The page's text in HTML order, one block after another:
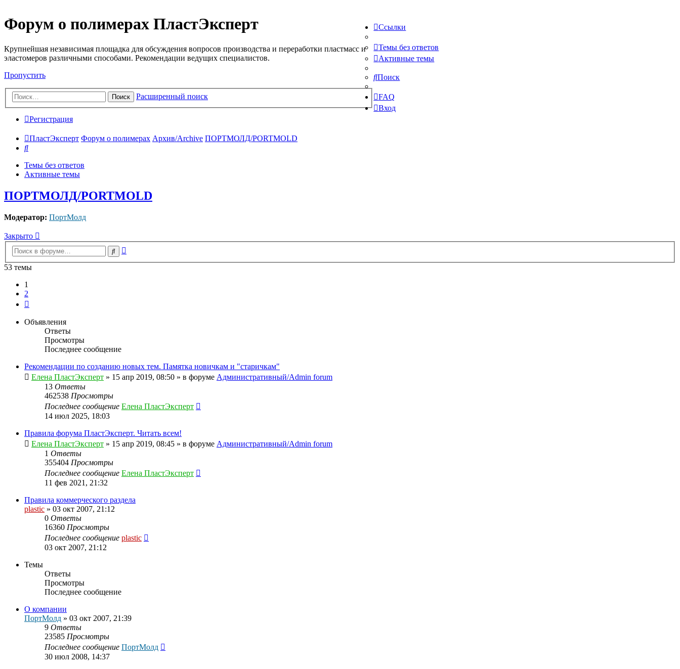
Форум о полимерах ПластЭксперт
Крупнейшая независимая площадка для обсуждения вопросов производства и переработки пластмасс и
эластомеров различными способами. Рекомендации ведущих специалистов.
Пропустить
Поиск Расширенный поиск
Ссылки
Темы без ответов
Активные темы
Поиск
FAQ
Вход
Регистрация
ПластЭксперт Форум о полимерах Архив/Archive ПОРТМОЛД/PORTMOLD
Поиск
Темы без ответов
Активные темы
ПОРТМОЛД/PORTMOLD
Модератор: ПортМолд
Закрыто
Поиск
53 темы
1
2
Объявления
Ответы
Просмотры
Последнее сообщение
Рекомендации по созданию новых тем. Памятка новичкам и "старичкам"
Елена ПластЭксперт » 15 апр 2019, 08:50 » в форуме Административный/Admin forum
13 Ответы
462538 Просмотры
Последнее сообщение Елена ПластЭксперт
14 июл 2025, 18:03
Правила форума ПластЭксперт. Читать всем!
Елена ПластЭксперт » 15 апр 2019, 08:45 » в форуме Административный/Admin forum
1 Ответы
355404 Просмотры
Последнее сообщение Елена ПластЭксперт
11 фев 2021, 21:32
Правила коммерческого раздела
plastic » 03 окт 2007, 21:12
0 Ответы
16360 Просмотры
Последнее сообщение plastic
03 окт 2007, 21:12
Темы
Ответы
Просмотры
Последнее сообщение
О компании
ПортМолд » 03 окт 2007, 21:39
9 Ответы
23585 Просмотры
Последнее сообщение ПортМолд
30 июл 2008, 14:37